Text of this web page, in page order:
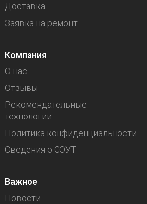
Доставка
Заявка на ремонт
Компания
О нас
Отзывы
Рекомендательные
технологии
Политика конфиденциальности
Сведения о СОУТ
Важное
Новости